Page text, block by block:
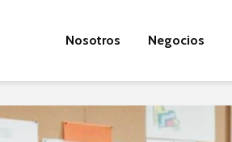
Nosotros Negocios